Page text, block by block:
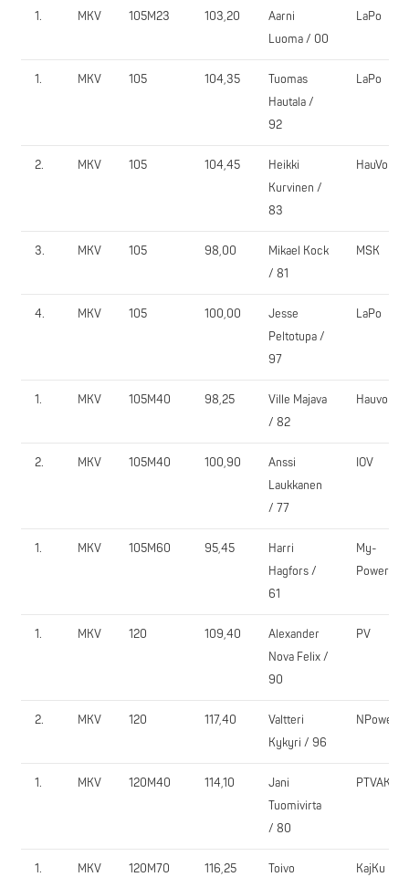
1. MKV 105M23 103,20
Aarni
Luoma / 00
LaPo
1. MKV 105 104,35
Tuomas
Hautala /
92
LaPo
2. MKV 105 104,45
Heikki
Kurvinen /
83
HauVo
3. MKV 105 98,00
Mikael Kock
/ 81
MSK
4. MKV 105 100,00
Jesse
Peltotupa /
97
LaPo
1. MKV 105M40 98,25
Ville Majava
/ 82
Hauvo
2. MKV 105M40 100,90
Anssi
Laukkanen
/ 77
IOV
1. MKV 105M60 95,45
Harri
Hagfors /
61
My-
Power
1. MKV 120 109,40
Alexander
Nova Felix /
90
PV
2. MKV 120 117,40
Valtteri
Kykyri / 96
NPower
1. MKV 120M40 114,10
Jani
Tuomivirta
/ 80
PTVAK
1. MKV 120M70 116,25
Toivo
KajKu